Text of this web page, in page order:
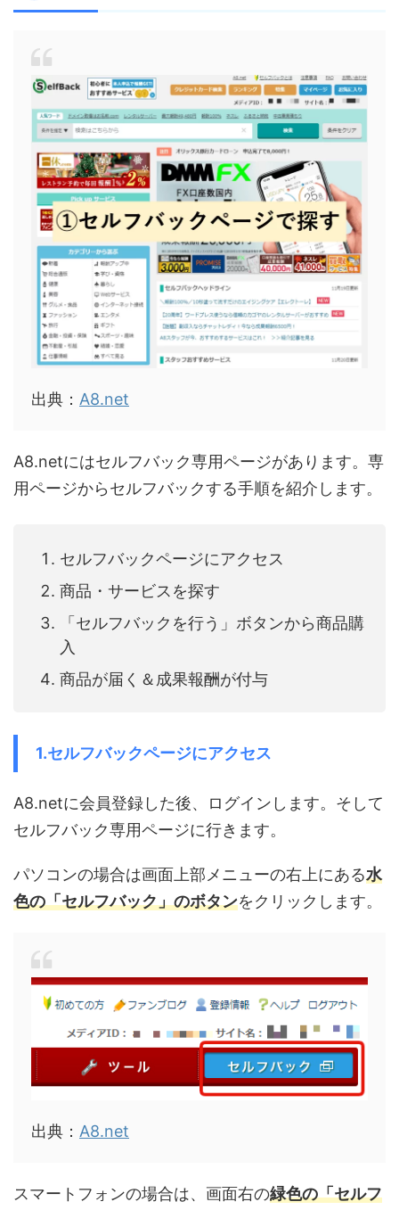
出典： A8.net
A8.netにはセルフバック専用ページがあります。専
用ページからセルフバックする手順を紹介します。
セルフバックページにアクセス
商品・サービスを探す
「セルフバックを行う」ボタンから商品購
入
商品が届く＆成果報酬が付与
1.セルフバックページにアクセス
A8.netに会員登録した後、ログインします。そして
セルフバック専用ページに行きます。
パソコンの場合は画面上部メニューの右上にある水
色の「セルフバック」のボタンをクリックします。
出典： A8.net
スマートフォンの場合は、画面右の緑色の「セルフ